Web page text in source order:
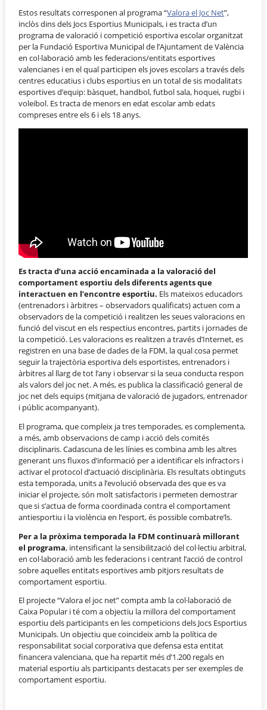
Estos resultats corresponen al programa “Valora el Joc Net”,
inclòs dins dels Jocs Esportius Municipals, i es tracta d’un
programa de valoració i competició esportiva escolar organitzat
per la Fundació Esportiva Municipal de l’Ajuntament de València
en col·laboració amb les federacions/entitats esportives
valencianes i en el qual participen els joves escolars a través dels
centres educatius i clubs esportius en un total de sis modalitats
esportives d’equip: bàsquet, handbol, futbol sala, hoquei, rugbi i
voleibol. Es tracta de menors en edat escolar amb edats
compreses entre els 6 i els 18 anys.
Es tracta d’una acció encaminada a la valoració del
comportament esportiu dels diferents agents que
interactuen en l’encontre esportiu. Els mateixos educadors
(entrenadors i àrbitres – observadors qualificats) actuen com a
observadors de la competició i realitzen les seues valoracions en
funció del viscut en els respectius encontres, partits i jornades de
la competició. Les valoracions es realitzen a través d’Internet, es
registren en una base de dades de la FDM, la qual cosa permet
seguir la trajectòria esportiva dels esportistes, entrenadors i
àrbitres al llarg de tot l’any i observar si la seua conducta respon
als valors del joc net. A més, es publica la classificació general de
joc net dels equips (mitjana de valoració de jugadors, entrenador
i públic acompanyant).
El programa, que compleix ja tres temporades, es complementa,
a més, amb observacions de camp i acció dels comités
disciplinaris. Cadascuna de les línies es combina amb les altres
generant uns fluxos d’informació per a identificar els infractors i
activar el protocol d’actuació disciplinària. Els resultats obtinguts
esta temporada, units a l’evolució observada des que es va
iniciar el projecte, són molt satisfactoris i permeten demostrar
que si s’actua de forma coordinada contra el comportament
antiesportiu i la violència en l’esport, és possible combatre’ls.
Per a la pròxima temporada la FDM continuarà millorant
el programa, intensificant la sensibilització del col·lectiu arbitral,
en col·laboració amb les federacions i centrant l’acció de control
sobre aquelles entitats esportives amb pitjors resultats de
comportament esportiu.
El projecte “Valora el joc net” compta amb la col·laboració de
Caixa Popular i té com a objectiu la millora del comportament
esportiu dels participants en les competicions dels Jocs Esportius
Municipals. Un objectiu que coincideix amb la política de
responsabilitat social corporativa que defensa esta entitat
financera valenciana, que ha repartit més d’1.200 regals en
material esportiu als participants destacats per ser exemples de
comportament esportiu.